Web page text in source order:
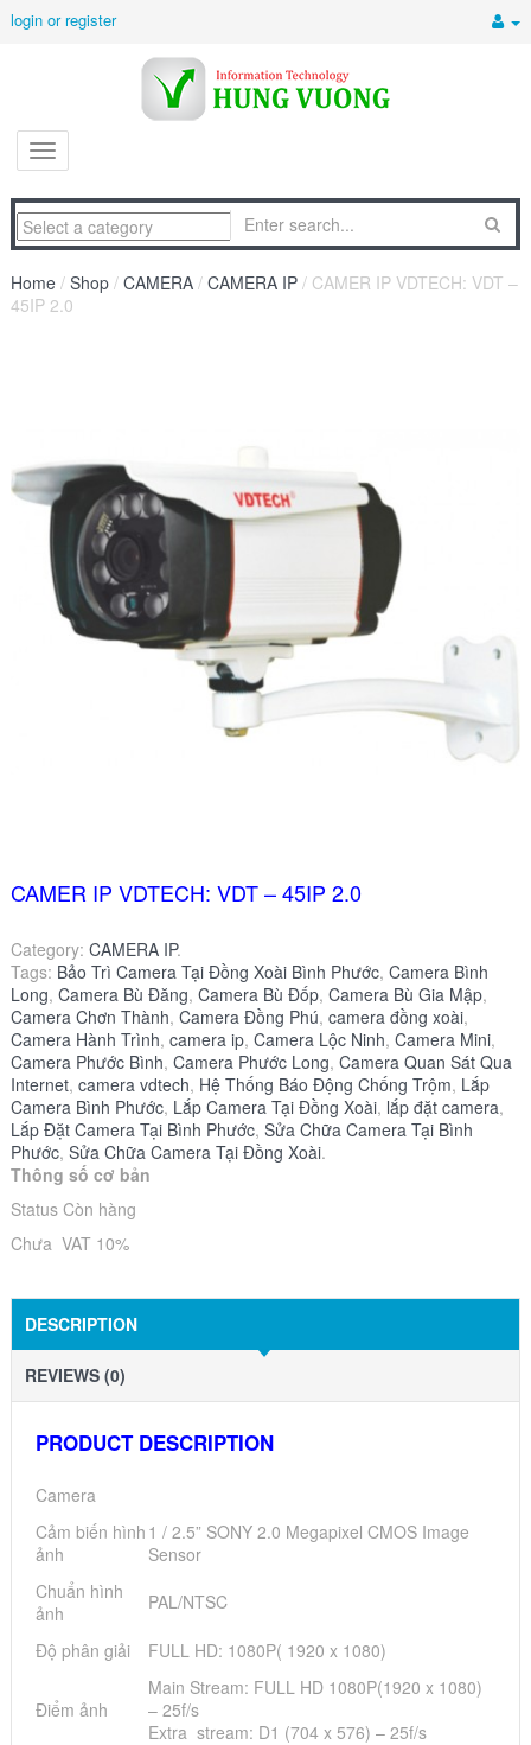
login or register
Home / Shop / CAMERA / CAMERA IP / CAMER IP VDTECH: VDT –
45IP 2.0
CAMER IP VDTECH: VDT – 45IP 2.0
Category: CAMERA IP.
Tags: Bảo Trì Camera Tại Đồng Xoài Bình Phước, Camera Bình
Long, Camera Bù Đăng, Camera Bù Đốp, Camera Bù Gia Mập,
Camera Chơn Thành, Camera Đồng Phú, camera đồng xoài,
Camera Hành Trình, camera ip, Camera Lộc Ninh, Camera Mini,
Camera Phước Bình, Camera Phước Long, Camera Quan Sát Qua
Internet, camera vdtech, Hệ Thống Báo Động Chống Trộm, Lắp
Camera Bình Phước, Lắp Camera Tại Đồng Xoài, lắp đặt camera,
Lắp Đặt Camera Tại Bình Phước, Sửa Chữa Camera Tại Bình
Phước, Sửa Chữa Camera Tại Đồng Xoài.
Thông số cơ bản
Status Còn hàng
Chưa VAT 10%
DESCRIPTION
REVIEWS (0)
PRODUCT DESCRIPTION
Camera
Cảm biến hình
ảnh
1 / 2.5” SONY 2.0 Megapixel CMOS Image
Sensor
Chuẩn hình
ảnh
PAL/NTSC
Độ phân giải FULL HD: 1080P( 1920 x 1080)
Điểm ảnh
Main Stream: FULL HD 1080P(1920 x 1080)
– 25f/s
Extra stream: D1 (704 x 576) – 25f/s